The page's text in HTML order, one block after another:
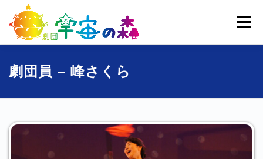
ッ
メニュー
ホーム 宇宙の森とは
劇団員 – 峰さくら